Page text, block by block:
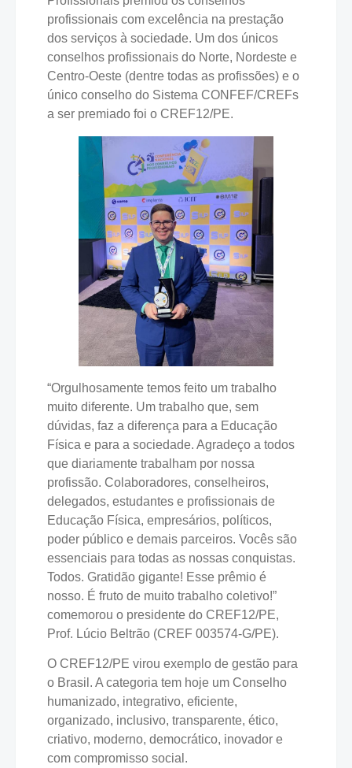
profissionais com excelência na prestação
dos serviços à sociedade. Um dos únicos
conselhos profissionais do Norte, Nordeste e
Centro-Oeste (dentre todas as profissões) e o
único conselho do Sistema CONFEF/CREFs
a ser premiado foi o CREF12/PE.
“Orgulhosamente temos feito um trabalho
muito diferente. Um trabalho que, sem
dúvidas, faz a diferença para a Educação
Física e para a sociedade. Agradeço a todos
que diariamente trabalham por nossa
profissão. Colaboradores, conselheiros,
delegados, estudantes e profissionais de
Educação Física, empresários, políticos,
poder público e demais parceiros. Vocês são
essenciais para todas as nossas conquistas.
Todos. Gratidão gigante! Esse prêmio é
nosso. É fruto de muito trabalho coletivo!”
comemorou o presidente do CREF12/PE,
Prof. Lúcio Beltrão (CREF 003574-G/PE).
O CREF12/PE virou exemplo de gestão para
o Brasil. A categoria tem hoje um Conselho
humanizado, integrativo, eficiente,
organizado, inclusivo, transparente, ético,
criativo, moderno, democrático, inovador e
com compromisso social.